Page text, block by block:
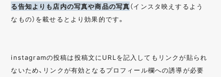
る告知よりも店内の写真や商品の写真（インスタ映えするよう
なもの）を載せるとより効果的です。
instagramの投稿は投稿文にURLを記入してもリンクが貼られ
ないため、リンクが有効となるプロフィール欄への誘導が必要